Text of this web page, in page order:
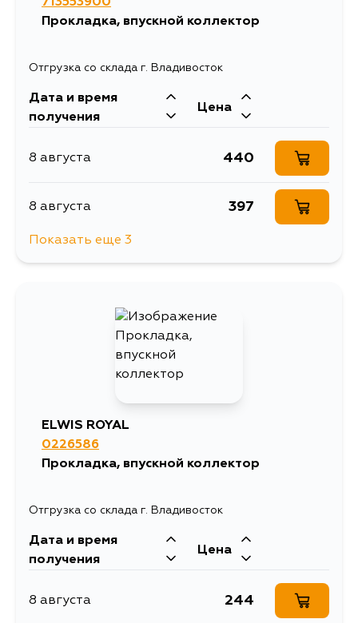
Прокладка, впускной коллектор
Отгрузка со склада г. Владивосток
Дата и время
получения
Цена
8 августа 440
8 августа 397
Показать еще 3
ELWIS ROYAL
0226586
Прокладка, впускной коллектор
Отгрузка со склада г. Владивосток
Дата и время
получения
Цена
8 августа 244